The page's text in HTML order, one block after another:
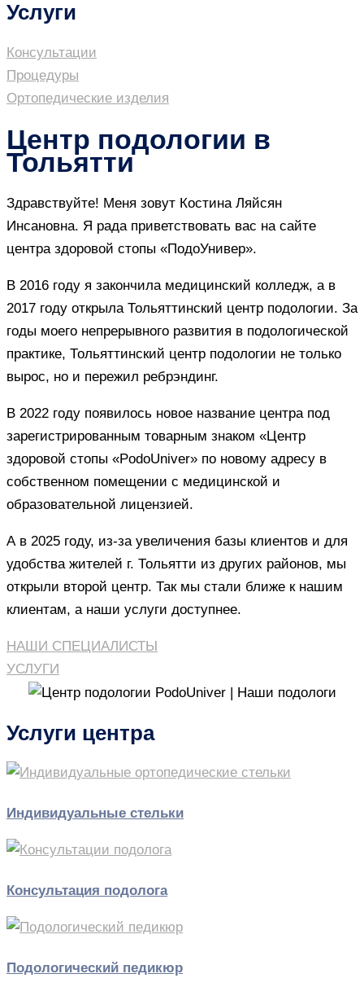
Услуги
Консультации
Процедуры
Ортопедические изделия
Центр подологии в
Тольятти
Здравствуйте! Меня зовут Костина Ляйсян
Инсановна. Я рада приветствовать вас на сайте
центра здоровой стопы «ПодоУнивер».
В 2016 году я закончила медицинский колледж, а в
2017 году открыла Тольяттинский центр подологии. За
годы моего непрерывного развития в подологической
практике, Тольяттинский центр подологии не только
вырос, но и пережил ребрэндинг.
В 2022 году появилось новое название центра под
зарегистрированным товарным знаком «Центр
здоровой стопы «PodoUniver» по новому адресу в
собственном помещении с медицинской и
образовательной лицензией.
А в 2025 году, из-за увеличения базы клиентов и для
удобства жителей г. Тольятти из других районов, мы
открыли второй центр. Так мы стали ближе к нашим
клиентам, а наши услуги доступнее.
НАШИ СПЕЦИАЛИСТЫ
УСЛУГИ
Услуги центра
Индивидуальные стельки
Консультация подолога
Подологический педикюр